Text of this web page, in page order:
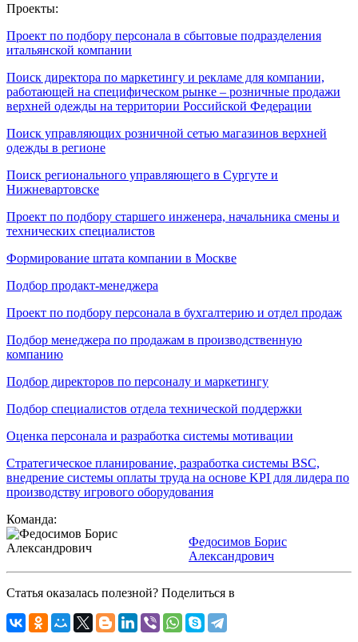
Проекты:
Проект по подбору персонала в сбытовые подразделения
итальянской компании
Поиск директора по маркетингу и рекламе для компании,
работающей на специфическом рынке – розничные продажи
верхней одежды на территории Российской Федерации
Поиск управляющих розничной сетью магазинов верхней
одежды в регионе
Поиск регионального управляющего в Сургуте и
Нижневартовске
Проект по подбору старшего инженера, начальника смены и
технических специалистов
Формирование штата компании в Москве
Подбор продакт-менеджера
Проект по подбору персонала в бухгалтерию и отдел продаж
Подбор менеджера по продажам в производственную
компанию
Подбор директоров по персоналу и маркетингу
Подбор специалистов отдела технической поддержки
Оценка персонала и разработка системы мотивации
Стратегическое планирование, разработка системы BSC,
внедрение системы оплаты труда на основе KPI для лидера по
производству игрового оборудования
Команда:
Федосимов Борис
Александрович
Статья оказалась полезной? Поделиться в